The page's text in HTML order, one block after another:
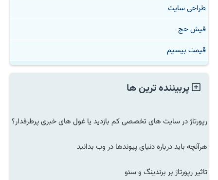
طراحی سایت
فیش حج
قیمت بیسیم
پربیننده ترین ها
رپورتاژ در سایت های تخصصی کم بازدید یا غول های خبری پرطرفدار؟
هرآنچه باید درباره دنیای پیوندها در وب بدانید
تاثیر رپورتاژ بر برندینگ و سئو